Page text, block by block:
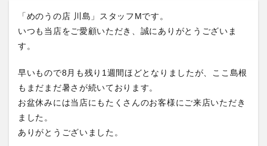
「めのうの店 川島」スタッフMです。
いつも当店をご愛顧いただき、誠にありがとうございま
す。
早いもので8月も残り1週間ほどとなりましたが、ここ島根
もまだまだ暑さが続いております。
お盆休みには当店にもたくさんのお客様にご来店いただき
ました。
ありがとうございました。